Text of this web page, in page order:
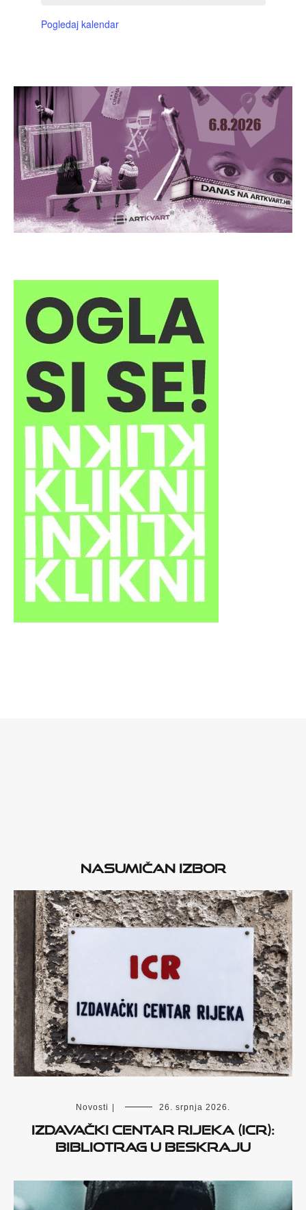
Pogledaj kalendar
Nasumičan izbor
Novosti | 26. srpnja 2026.
IZDAVAČKI CENTAR RIJEKA (ICR):
BIBLIOTRAG U BESKRAJU